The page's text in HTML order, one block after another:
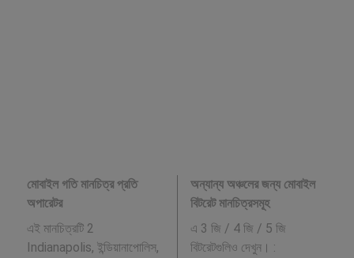
মোবাইল গতি মানচিত্র প্রতি
অপারেটর
এই মানচিত্রটি 2
Indianapolis, ইন্ডিয়ানাপোলিস,
অন্যান্য অঞ্চলের জন্য মোবাইল
বিটরেট মানচিত্রসমূহ
এ 3 জি / 4 জি / 5 জি
বিটরেটগুলিও দেখুন। :